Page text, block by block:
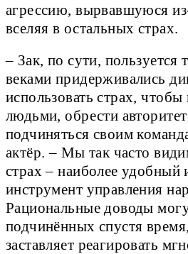
агрессию, вырвавшуюся
вселяя в остальных страх.
– Зак, по сути, пользуется
веками придерживались
использовать страх,
людьми, обрести авторитет
подчиняться своим
актёр. – Мы так часто
страх – наиболее удобный
инструмент управления
Рациональные доводы
подчинённых спустя
заставляет реагировать